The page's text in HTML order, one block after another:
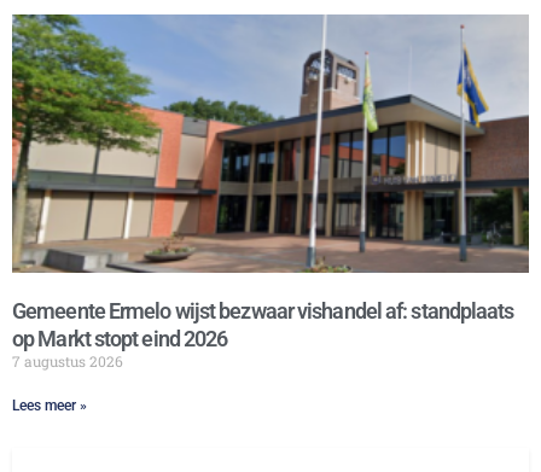
Gemeente Ermelo wijst bezwaar vishandel af: standplaats
op Markt stopt eind 2026
7 augustus 2026
Lees meer »